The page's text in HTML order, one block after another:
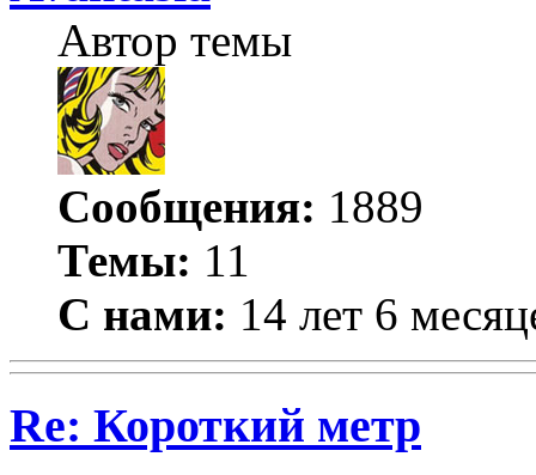
Автор темы
Сообщения: 1889
Темы: 11
С нами: 14 лет 6
Re: Короткий метр